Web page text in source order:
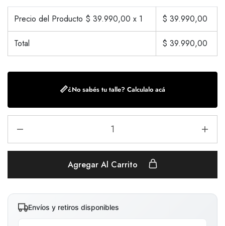
Precio del Producto $ 39.990,00 x 1 $ 39.990,00
Total $ 39.990,00
📏¿No sabés tu talle? Calculalo acá
Agregar Al Carrito
Envíos y retiros disponibles